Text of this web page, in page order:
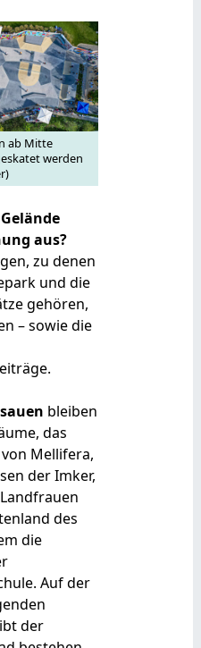
ab Mitte
werden
aus?
zu denen
und die
gehören,
– sowie die
bleiben
das
Mellifera,
der Imker,
des
die
Auf der
der